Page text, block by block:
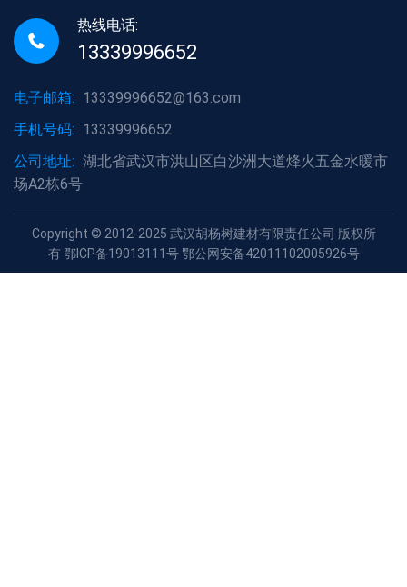
热线电话:
13339996652
电子邮箱: 13339996652@163.com
手机号码: 13339996652
公司地址: 湖北省武汉市洪山区白沙洲大道烽火五金水暖市
场A2栋6号
Copyright © 2012-2025 武汉胡杨树建材有限责任公司 版权所
有 鄂ICP备19013111号 鄂公网安备42011102005926号